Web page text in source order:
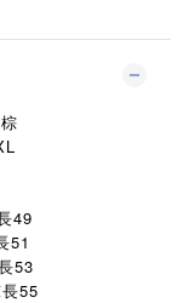
49
51
53
55